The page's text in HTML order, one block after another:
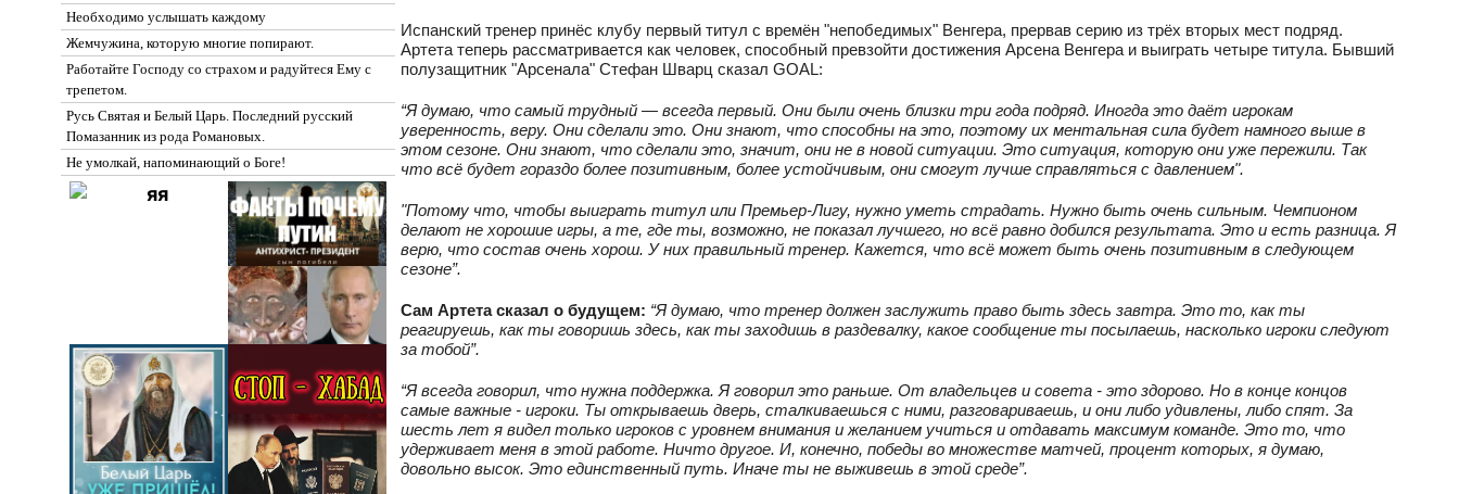
Необходимо услышать каждому
Жемчужина, которую многие попирают.
Работайте Господу со страхом и радуйтеся Ему с
трепетом.
Русь Святая и Белый Царь. Последний русский
Помазанник из рода Романовых.
Не умолкай, напоминающий о Боге!
Испанский тренер принёс клубу первый титул с времён "непобедимых" Венгера, прервав серию из трёх вторых мест подряд.
Артета теперь рассматривается как человек, способный превзойти достижения Арсена Венгера и выиграть четыре титула. Бывший
полузащитник "Арсенала" Стефан Шварц сказал GOAL:
“Я думаю, что самый трудный — всегда первый. Они были очень близки три года подряд. Иногда это даёт игрокам
уверенность, веру. Они сделали это. Они знают, что способны на это, поэтому их ментальная сила будет намного выше в
этом сезоне. Они знают, что сделали это, значит, они не в новой ситуации. Это ситуация, которую они уже пережили. Так
что всё будет гораздо более позитивным, более устойчивым, они смогут лучше справляться с давлением".
"Потому что, чтобы выиграть титул или Премьер-Лигу, нужно уметь страдать. Нужно быть очень сильным. Чемпионом
делают не хорошие игры, а те, где ты, возможно, не показал лучшего, но всё равно добился результата. Это и есть разница. Я
верю, что состав очень хорош. У них правильный тренер. Кажется, что всё может быть очень позитивным в следующем
сезоне”.
Сам Артета сказал о будущем: “Я думаю, что тренер должен заслужить право быть здесь завтра. Это то, как ты
реагируешь, как ты говоришь здесь, как ты заходишь в раздевалку, какое сообщение ты посылаешь, насколько игроки следуют
за тобой”.
“Я всегда говорил, что нужна поддержка. Я говорил это раньше. От владельцев и совета - это здорово. Но в конце концов
самые важные - игроки. Ты открываешь дверь, сталкиваешься с ними, разговариваешь, и они либо удивлены, либо спят. За
шесть лет я видел только игроков с уровнем внимания и желанием учиться и отдавать максимум команде. Это то, что
удерживает меня в этой работе. Ничто другое. И, конечно, победы во множестве матчей, процент которых, я думаю,
довольно высок. Это единственный путь. Иначе ты не выживешь в этой среде”.